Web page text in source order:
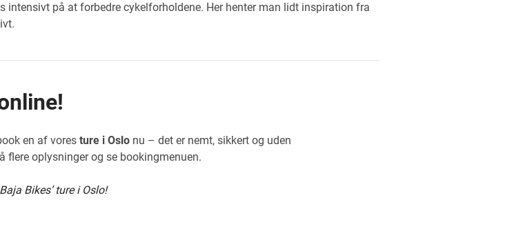
intensivt på at forbedre cykelforholdene. Her henter man lidt inspiration fra
en af vores ture i Oslo nu – det er nemt, sikkert og uden
flere oplysninger og se bookingmenuen.
Bikes’ ture i Oslo!